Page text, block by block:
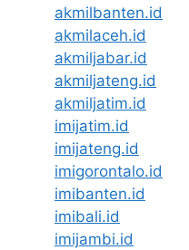
akmilbanten.id
akmilaceh.id
akmiljabar.id
akmiljateng.id
akmiljatim.id
imijatim.id
imijateng.id
imigorontalo.id
imibanten.id
imibali.id
imijambi.id